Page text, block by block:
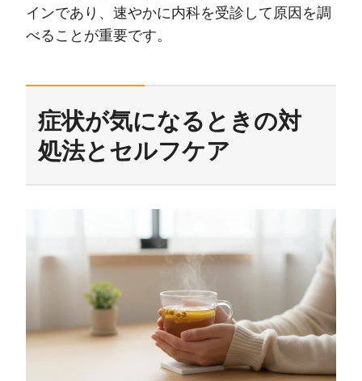
インであり、速やかに内科を受診して原因を調
べることが重要です。
症状が気になるときの対
処法とセルフケア